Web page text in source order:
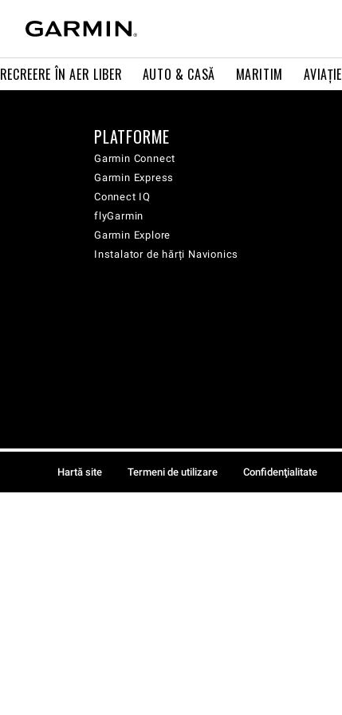
RECREERE ÎN AER LIBER AUTO & CASĂ MARITIM AVIAŢIE
PLATFORME
Garmin Connect
Garmin Express
Connect IQ
flyGarmin
Garmin Explore
Instalator de hărți Navionics
Hartă site Termeni de utilizare Confidenţialitate